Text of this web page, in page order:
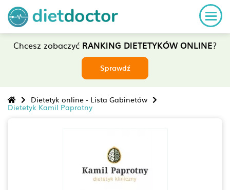
Chcesz zobaczyć RANKING DIETETYKÓW ONLINE?
Sprawdź
Dietetyk online - Lista Gabinetów
Dietetyk Kamil Paprotny